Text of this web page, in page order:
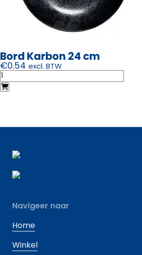
Bord Karbon 24 cm
€0.54 excl. BTW
Navigeer naar
Home
Winkel